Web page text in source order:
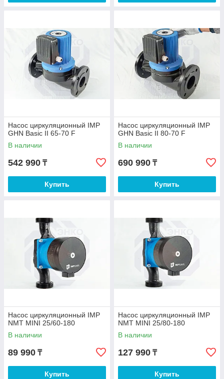
Насос циркуляционный IMP
GHN Basic II 65-70 F
В наличии
542 990 ₸
Купить
Насос циркуляционный IMP
GHN Basic II 80-70 F
В наличии
690 990 ₸
Купить
Насос циркуляционный IMP
NMT MINI 25/60-180
В наличии
89 990 ₸
Купить
Насос циркуляционный IMP
NMT MINI 25/80-180
В наличии
127 990 ₸
Купить